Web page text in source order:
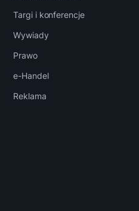
Targi i konferencje
Wywiady
Prawo
e-Handel
Reklama